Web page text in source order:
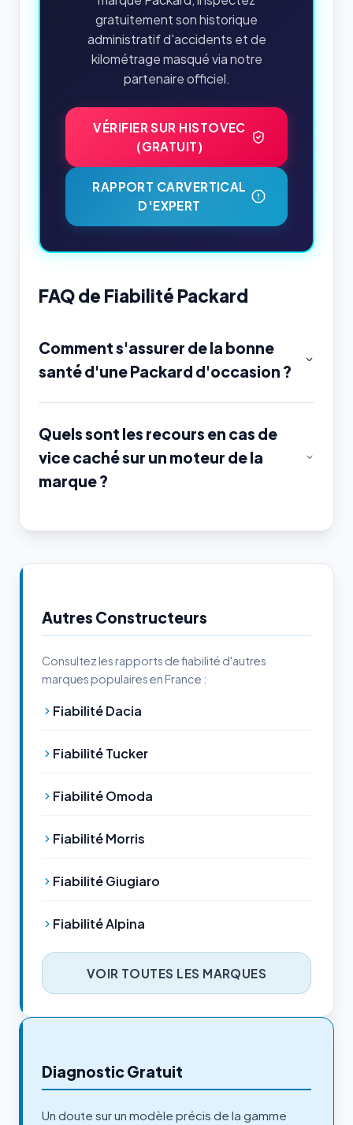
gratuitement son historique
administratif d'accidents et de
kilométrage masqué via notre
partenaire officiel.
VÉRIFIER SUR HISTOVEC
(GRATUIT)
RAPPORT CARVERTICAL
D'EXPERT
FAQ de Fiabilité Packard
Comment s'assurer de la bonne
santé d'une Packard d'occasion ?
Quels sont les recours en cas de
vice caché sur un moteur de la
marque ?
Autres Constructeurs
Consultez les rapports de fiabilité d'autres
marques populaires en France :
Fiabilité Dacia
Fiabilité Tucker
Fiabilité Omoda
Fiabilité Morris
Fiabilité Giugiaro
Fiabilité Alpina
VOIR TOUTES LES MARQUES
Diagnostic Gratuit
Un doute sur un modèle précis de la gamme